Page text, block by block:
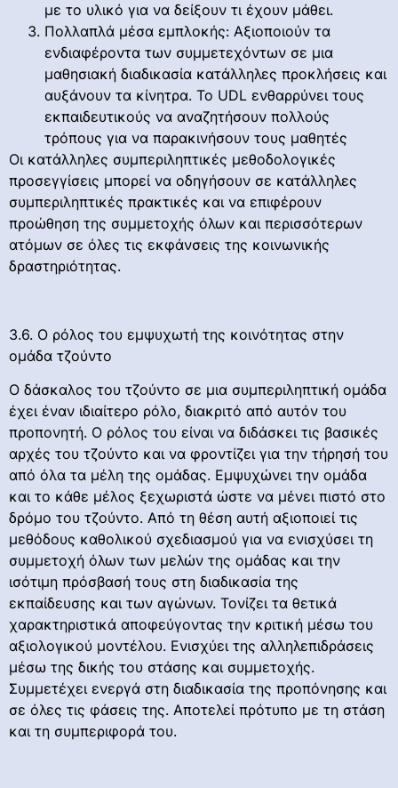
με το υλικό για να δείξουν τι έχουν μάθει.
Πολλαπλά μέσα εμπλοκής: Αξιοποιούν τα
ενδιαφέροντα των συμμετεχόντων σε μια
μαθησιακή διαδικασία κατάλληλες προκλήσεις και
αυξάνουν τα κίνητρα. Το UDL ενθαρρύνει τους
εκπαιδευτικούς να αναζητήσουν πολλούς
τρόπους για να παρακινήσουν τους μαθητές
Οι κατάλληλες συμπεριληπτικές μεθοδολογικές
προσεγγίσεις μπορεί να οδηγήσουν σε κατάλληλες
συμπεριληπτικές πρακτικές και να επιφέρουν
προώθηση της συμμετοχής όλων και περισσότερων
ατόμων σε όλες τις εκφάνσεις της κοινωνικής
δραστηριότητας.
3.6. Ο ρόλος του εμψυχωτή της κοινότητας στην
ομάδα τζούντο
O δάσκαλος του τζούντο σε μια συμπεριληπτική ομάδα
έχει έναν ιδιαίτερο ρόλο, διακριτό από αυτόν του
προπονητή. Ο ρόλος του είναι να διδάσκει τις βασικές
αρχές του τζούντο και να φροντίζει για την τήρησή του
από όλα τα μέλη της ομάδας. Εμψυχώνει την ομάδα
και το κάθε μέλος ξεχωριστά ώστε να μένει πιστό στο
δρόμο του τζούντο. Από τη θέση αυτή αξιοποιεί τις
μεθόδους καθολικού σχεδιασμού για να ενισχύσει τη
συμμετοχή όλων των μελών της ομάδας και την
ισότιμη πρόσβασή τους στη διαδικασία της
εκπαίδευσης και των αγώνων. Τονίζει τα θετικά
χαρακτηριστικά αποφεύγοντας την κριτική μέσω του
αξιολογικού μοντέλου. Ενισχύει της αλληλεπιδράσεις
μέσω της δικής του στάσης και συμμετοχής.
Συμμετέχει ενεργά στη διαδικασία της προπόνησης και
σε όλες τις φάσεις της. Αποτελεί πρότυπο με τη στάση
και τη συμπεριφορά του.